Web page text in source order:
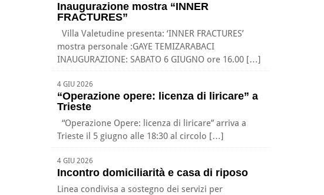
Inaugurazione mostra “INNER
FRACTURES”
Villa Valetudine presenta: ‘INNER FRACTURES’
mostra personale :GAYE TEMIZARABACI
INAUGURAZIONE: SABATO 6 GIUGNO ore 16.00 […]
4 GIU 2026
“Operazione opere: licenza di liricare” a
Trieste
“Operazione Opere: licenza di liricare” arriva a
Trieste il 5 giugno alle 18:30 al circolo […]
4 GIU 2026
Incontro domiciliarità e casa di riposo
Linea condivisa a sostegno dei servizi per